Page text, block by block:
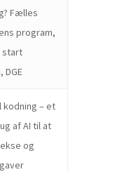
Fælles
program,
start
DGE
– et
af AI til at
og